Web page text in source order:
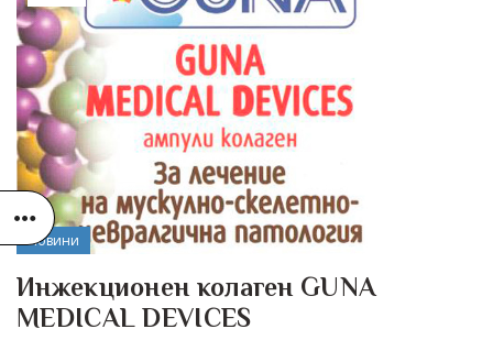
Новини
Инжекционен колаген GUNA
MEDICAL DEVICES